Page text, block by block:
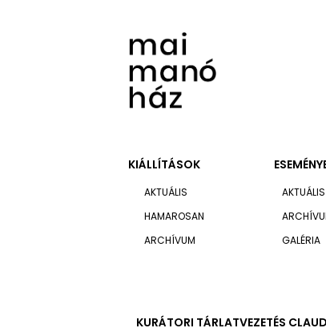
KIÁLLÍTÁSOK
AKTUÁLIS
HAMAROSAN
ARCHÍVUM
AKTUÁLIS
GALÉRIA
KURÁTORI TÁRLATVEZETÉS